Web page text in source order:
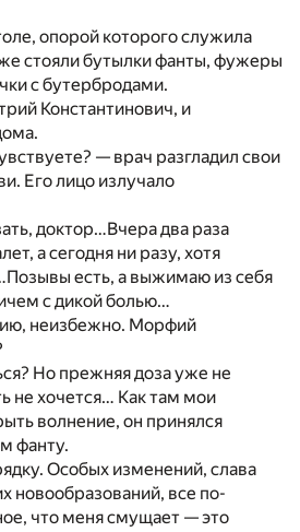
опорой которого служила
стояли бутылки фанты, фужеры
с бутербродами.
Константинович, и
— врач разгладил свои
Его лицо излучало
доктор…Вчера два раза
а сегодня ни разу, хотя
есть, а выжимаю из себя
с дикой болью…
неизбежно. Морфий
Но прежняя доза уже не
не хочется… Как там мои
волнение, он принялся
фанту.
Особых изменений, слава
новообразований, все по-
что меня смущает — это